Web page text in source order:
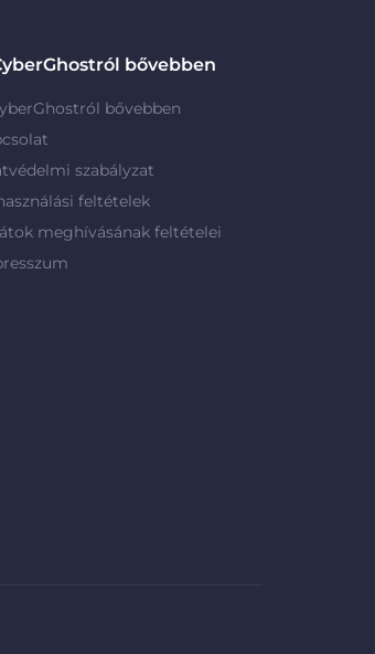
bővebben
bővebben
szabályzat
feltételek
meghívásának feltételei